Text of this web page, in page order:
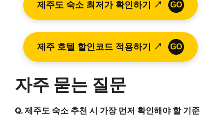
제주도 숙소 최저가 확인하기 ↗ GO
제주 호텔 할인코드 적용하기 ↗ GO
자주 묻는 질문
Q. 제주도 숙소 추천 시 가장 먼저 확인해야 할 기준